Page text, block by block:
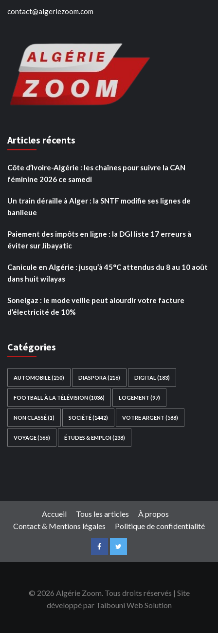
contact@algeriezoom.com
Articles récents
Côte d’Ivoire-Algérie : les chaînes pour suivre la CAN
féminine 2026 ce samedi
Un train déraille à Alger : la SNTF modifie ses lignes de
banlieue
Paiement des impôts en ligne : la DGI liste 17 erreurs à
éviter sur Jibayatic
Canicule en Algérie : jusqu’à 45°C attendus du 8 au 10 août
dans huit wilayas
Sonelgaz : le mode veille peut alourdir votre facture
d’électricité de 10%
Catégories
AUTOMOBILE(250) DIASPORA(216) DIGITAL (183)
FOOTBALL À LA TÉLÉVISION(1036) LOGEMENT (97)
NON CLASSÉ(1) SOCIÉTÉ(1442) VOTRE ARGENT (588)
VOYAGE(566) ÉTUDES & EMPLOI(238)
Accueil Tous les articles
À propos
Contact & Mentions légales
Politique de confidentialité
© 2026 Algérie Zoom. Tous droits réservés | Site
développé par Taibouni Web Solution